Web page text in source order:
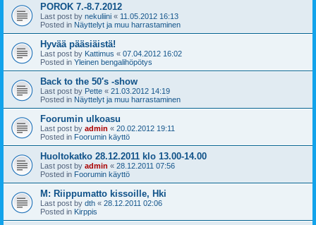
POROK 7.-8.7.2012
Last post by nekuliini « 11.05.2012 16:13
Posted in Näyttelyt ja muu harrastaminen
Hyvää pääsiäistä!
Last post by Kattimus « 07.04.2012 16:02
Posted in Yleinen bengalihöpötys
Back to the 50′s -show
Last post by Pette « 21.03.2012 14:19
Posted in Näyttelyt ja muu harrastaminen
Foorumin ulkoasu
Last post by admin « 20.02.2012 19:11
Posted in Foorumin käyttö
Huoltokatko 28.12.2011 klo 13.00-14.00
Last post by admin « 28.12.2011 07:56
Posted in Foorumin käyttö
M: Riippumatto kissoille, Hki
Last post by dth « 28.12.2011 02:06
Posted in Kirppis